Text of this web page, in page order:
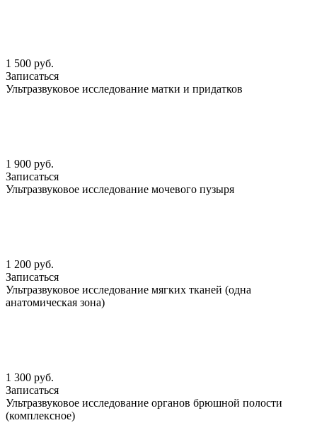
1 500 руб.
Записаться
Ультразвуковое исследование матки и придатков
1 900 руб.
Записаться
Ультразвуковое исследование мочевого пузыря
1 200 руб.
Записаться
Ультразвуковое исследование мягких тканей (одна
анатомическая зона)
1 300 руб.
Записаться
Ультразвуковое исследование органов брюшной полости
(комплексное)